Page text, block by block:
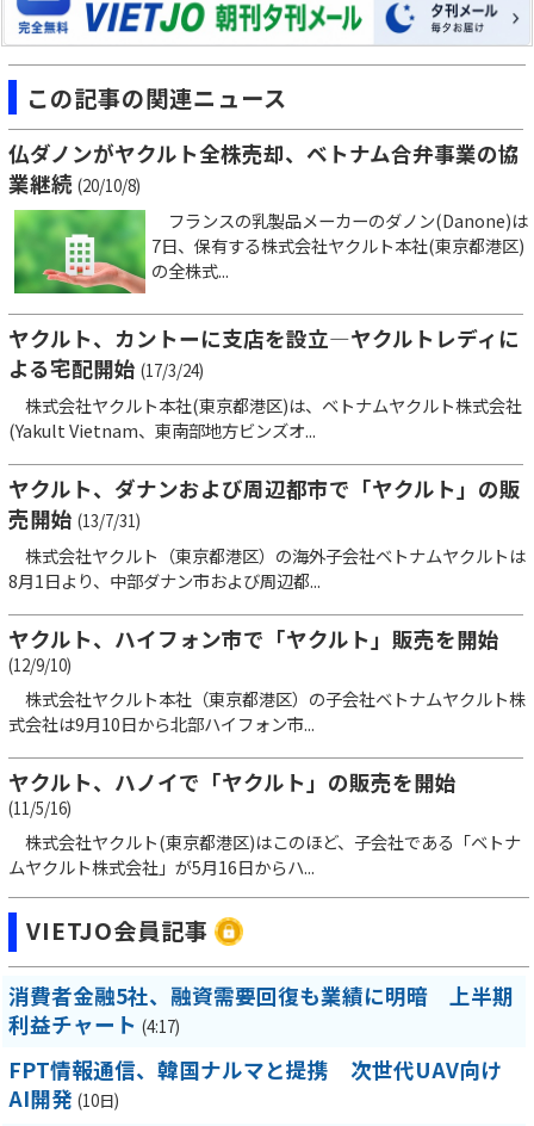
この記事の関連ニュース
仏ダノンがヤクルト全株売却、ベトナム合弁事業の協
業継続 (20/10/8)
フランスの乳製品メーカーのダノン(Danone)は
7日、保有する株式会社ヤクルト本社(東京都港区)
の全株式...
ヤクルト、カントーに支店を設立―ヤクルトレディに
よる宅配開始 (17/3/24)
株式会社ヤクルト本社(東京都港区)は、ベトナムヤクルト株式会社
(Yakult Vietnam、東南部地方ビンズオ...
ヤクルト、ダナンおよび周辺都市で「ヤクルト」の販
売開始 (13/7/31)
株式会社ヤクルト（東京都港区）の海外子会社ベトナムヤクルトは
8月1日より、中部ダナン市および周辺都...
ヤクルト、ハイフォン市で「ヤクルト」販売を開始
(12/9/10)
株式会社ヤクルト本社（東京都港区）の子会社ベトナムヤクルト株
式会社は9月10日から北部ハイフォン市...
ヤクルト、ハノイで「ヤクルト」の販売を開始
(11/5/16)
株式会社ヤクルト(東京都港区)はこのほど、子会社である「ベトナ
ムヤクルト株式会社」が5月16日からハ...
VIETJO会員記事
消費者金融5社、融資需要回復も業績に明暗 上半期
利益チャート (4:17)
FPT情報通信、韓国ナルマと提携 次世代UAV向け
AI開発 (10日)